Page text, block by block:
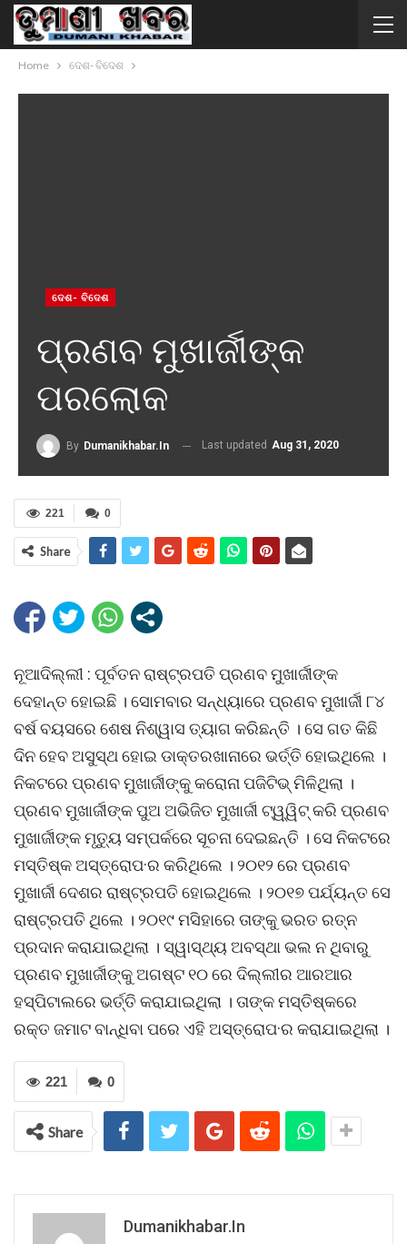
Home ଦେଶ- ବିଦେଶ
ଦେଶ- ବିଦେଶ
ପ୍ରଣବ ମୁଖାର୍ଜୀଙ୍କ
ପରଲୋକ
By Dumanikhabar.in Last updated Aug 31, 2020
0
221
Share
ନୂଆଦିଲ୍ଲୀ : ପୂର୍ବତନ ରାଷ୍ଟ୍ରପତି ପ୍ରଣବ ମୁଖାର୍ଜୀଙ୍କ
ଦେହାନ୍ତ ହୋଇଛି । ସୋମବାର ସନ୍ଧ୍ୟାରେ ପ୍ରଣବ ମୁଖାର୍ଜୀ ୮୪
ବର୍ଷ ବୟସରେ ଶେଷ ନିଶ୍ୱାସ ତ୍ୟାଗ କରିଛନ୍ତି । ସେ ଗତ କିଛି
ଦିନ ହେବ ଅସୁସ୍ଥ ହୋଇ ଡାକ୍ତରଖାନାରେ ଭର୍ତ୍ତି ହୋଇଥିଲେ ।
ନିକଟରେ ପ୍ରଣବ ମୁଖାର୍ଜୀଙ୍କୁ କରୋନା ପଜିଟିଭ୍ ମିଳିଥିଲା ।
ପ୍ରଣବ ମୁଖାର୍ଜୀଙ୍କ ପୁଅ ଅଭିଜିତ ମୁଖାର୍ଜୀ ଟ୍ୱ୍ୱିଟ୍ କରି ପ୍ରଣବ
ମୁଖାର୍ଜୀଙ୍କ ମୃତ୍ୟୁ ସମ୍ପର୍କରେ ସୂଚନା ଦେଇଛନ୍ତି । ସେ ନିକଟରେ
ମସ୍ତିଷ୍କ ଅସ୍ତ୍ରୋପ·ର କରିଥିଲେ । ୨୦୧୨ ରେ ପ୍ରଣବ
ମୁଖାର୍ଜୀ ଦେଶର ରାଷ୍ଟ୍ରପତି ହୋଇଥିଲେ । ୨୦୧୭ ପର୍ଯ୍ୟନ୍ତ ସେ
ରାଷ୍ଟ୍ରପତି ଥିଲେ । ୨୦୧୯ ମସିହାରେ ତାଙ୍କୁ ଭରତ ରତ୍ନ
ପ୍ରଦାନ କରାଯାଇଥିଲା । ସ୍ୱାସ୍ଥ୍ୟ ଅବସ୍ଥା ଭଲ ନ ଥିବାରୁ
ପ୍ରଣବ ମୁଖାର୍ଜୀଙ୍କୁ ଅଗଷ୍ଟ ୧୦ ରେ ଦିଲ୍ଲୀର ଆରଆର
ହସ୍ପିଟାଲରେ ଭର୍ତ୍ତି କରାଯାଇଥିଲା । ତାଙ୍କ ମସ୍ତିଷ୍କରେ
ରକ୍ତ ଜମାଟ ବାନ୍ଧିବା ପରେ ଏହି ଅସ୍ତ୍ରୋପ·ର କରାଯାଇଥିଲା ।
0
221
Share
Dumanikhabar.in